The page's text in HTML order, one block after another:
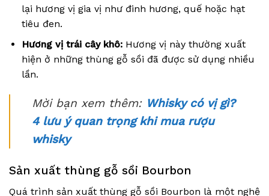
lại hương vị gia vị như đinh hương, quế hoặc hạt
tiêu đen.
Hương vị trái cây khô:Hương vị này thường xuất
hiện ở những thùng gỗ sồi đã được sử dụng nhiều
lần.
Mời bạn xem thêm: Whisky có vị gì?
4 lưu ý quan trọng khi mua rượu
whisky
Sản xuất thùng gỗ sồi Bourbon
Quá trình sản xuất thùng gỗ sồi Bourbon là một nghệ